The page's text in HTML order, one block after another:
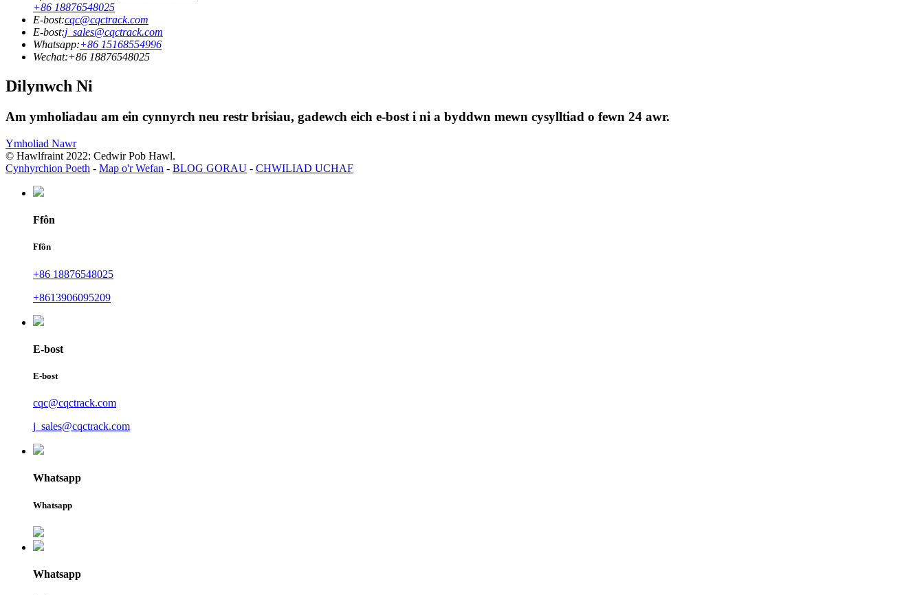
+86 18876548025
E-bost:cqc@cqctrack.com
E-bost:j_sales@cqctrack.com
Whatsapp:+86 15168554996
Wechat:+86 18876548025
Dilynwch Ni
Am ymholiadau am ein cynnyrch neu restr brisiau, gadewch eich e-bost i ni a byddwn mewn cysylltiad o fewn 24 awr.
Ymholiad Nawr
© Hawlfraint 2022: Cedwir Pob Hawl.
Cynhyrchion Poeth - Map o'r Wefan - BLOG GORAU - CHWILIAD UCHAF
Ffôn
Ffôn
+86 18876548025
+8613906095209
E-bost
E-bost
cqc@cqctrack.com
j_sales@cqctrack.com
Whatsapp
Whatsapp
Whatsapp